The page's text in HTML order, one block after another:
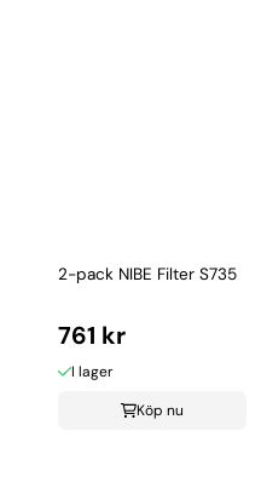
2-pack NIBE Filter S735
761 kr
I lager
Köp nu